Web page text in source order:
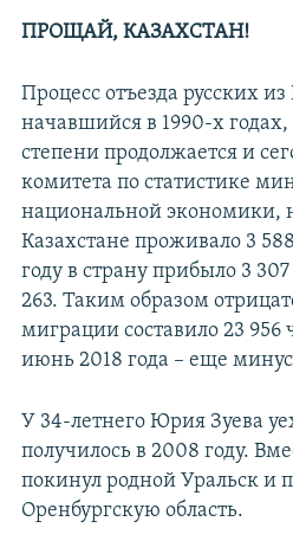
ПРОЩАЙ, КАЗАХСТАН!
Процесс отъезда русских из
начавшийся в 1990-х
степени продолжается и
комитета по статистике
национальной экономики,
Казахстане проживало 3
году в страну прибыло 3
263. Таким образом
миграции составило 23 956
июнь 2018 года – еще минус
У 34-летнего Юрия Зуева
получилось в 2008 году.
покинул родной Уральск и
Оренбургскую область.